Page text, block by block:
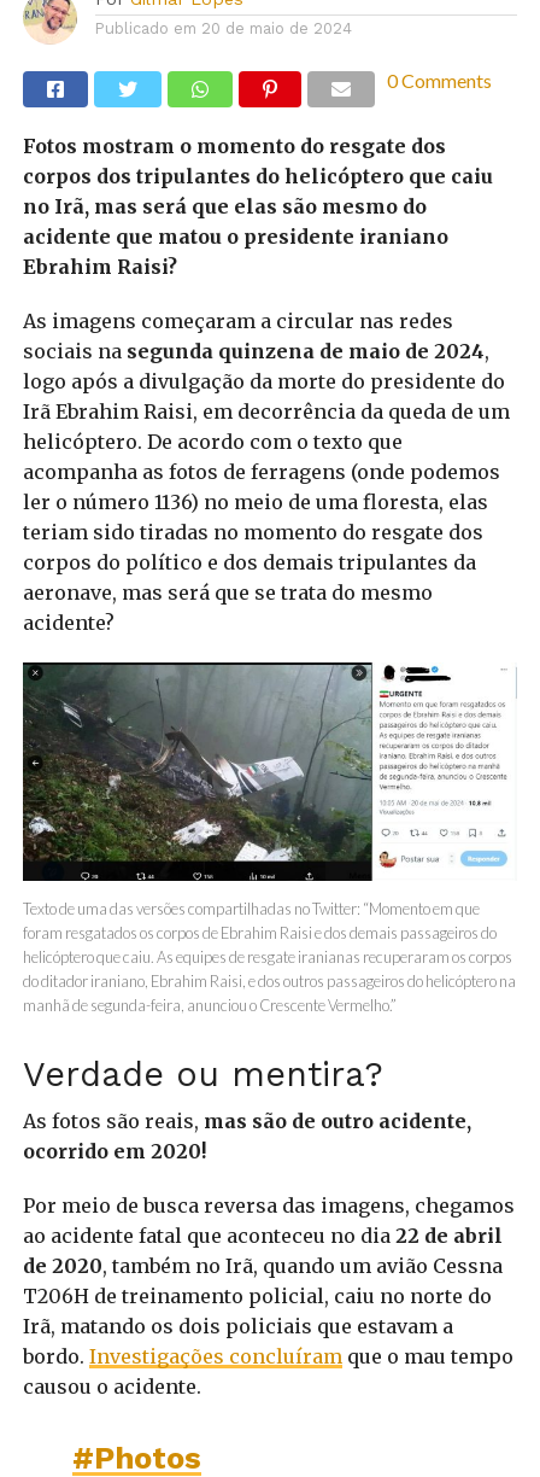
Publicado em 20 de maio de 2024
0 Comments
Fotos mostram o momento do resgate dos
corpos dos tripulantes do helicóptero que caiu
no Irã, mas será que elas são mesmo do
acidente que matou o presidente iraniano
Ebrahim Raisi?
As imagens começaram a circular nas redes
sociais na segunda quinzena de maio de 2024,
logo após a divulgação da morte do presidente do
Irã Ebrahim Raisi, em decorrência da queda de um
helicóptero. De acordo com o texto que
acompanha as fotos de ferragens (onde podemos
ler o número 1136) no meio de uma floresta, elas
teriam sido tiradas no momento do resgate dos
corpos do político e dos demais tripulantes da
aeronave, mas será que se trata do mesmo
acidente?
Texto de uma das versões compartilhadas no Twitter: “Momento em que
foram resgatados os corpos de Ebrahim Raisi e dos demais passageiros do
helicóptero que caiu. As equipes de resgate iranianas recuperaram os corpos
do ditador iraniano, Ebrahim Raisi, e dos outros passageiros do helicóptero na
manhã de segunda-feira, anunciou o Crescente Vermelho.”
Verdade ou mentira?
As fotos são reais, mas são de outro acidente,
ocorrido em 2020!
Por meio de busca reversa das imagens, chegamos
ao acidente fatal que aconteceu no dia 22 de abril
de 2020, também no Irã, quando um avião Cessna
T206H de treinamento policial, caiu no norte do
Irã, matando os dois policiais que estavam a
bordo. Investigações concluíram que o mau tempo
causou o acidente.
#Photos